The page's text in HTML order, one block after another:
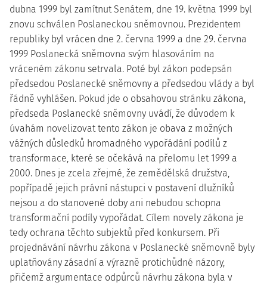
dubna 1999 byl zamítnut Senátem, dne 19. května 1999 byl
znovu schválen Poslaneckou sněmovnou. Prezidentem
republiky byl vrácen dne 2. června 1999 a dne 29. června
1999 Poslanecká sněmovna svým hlasováním na
vráceném zákonu setrvala. Poté byl zákon podepsán
předsedou Poslanecké sněmovny a předsedou vlády a byl
řádně vyhlášen. Pokud jde o obsahovou stránku zákona,
předseda Poslanecké sněmovny uvádí, že důvodem k
úvahám novelizovat tento zákon je obava z možných
vážných důsledků hromadného vypořádání podílů z
transformace, které se očekává na přelomu let 1999 a
2000. Dnes je zcela zřejmé, že zemědělská družstva,
popřípadě jejich právní nástupci v postavení dlužníků
nejsou a do stanovené doby ani nebudou schopna
transformační podíly vypořádat. Cílem novely zákona je
tedy ochrana těchto subjektů před konkursem. Při
projednávání návrhu zákona v Poslanecké sněmovně byly
uplatňovány zásadní a výrazně protichůdné názory,
přičemž argumentace odpůrců návrhu zákona byla v